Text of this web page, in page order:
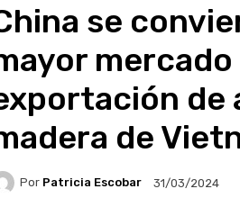
se
mercado
de
de
Por Patricia Escobar 31/03/2024